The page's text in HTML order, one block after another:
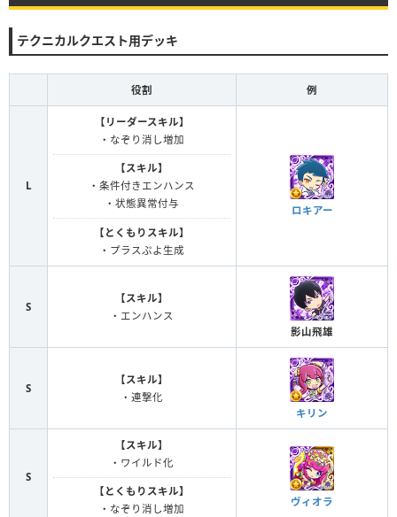
テクニカルクエスト用デッキ
役割 例
L
【リーダースキル】
・なぞり消し増加
【スキル】
・条件付きエンハンス
・状態異常付与
【とくもりスキル】
・プラスぷよ生成
ロキアー
S
【スキル】
・エンハンス
影山飛雄
S
【スキル】
・連撃化
キリン
S
【スキル】
・ワイルド化
【とくもりスキル】
・なぞり消し増加
ヴィオラ